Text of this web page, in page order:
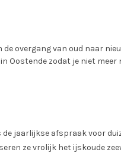
overgang van oud naar
Oostende zodat je niet
jaarlijkse afspraak voor
ze vrolijk het ijskoude